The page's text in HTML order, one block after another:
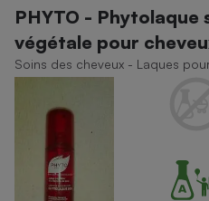
PHYTO - Phytolaque
végétale pour
Soins des cheveux - Laques